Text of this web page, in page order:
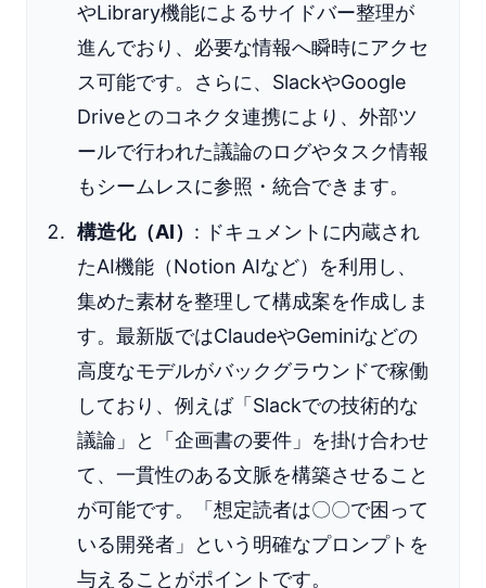
やLibrary機能によるサイドバー整理が
進んでおり、必要な情報へ瞬時にアクセ
ス可能です。さらに、SlackやGoogle
Driveとのコネクタ連携により、外部ツ
ールで行われた議論のログやタスク情報
もシームレスに参照・統合できます。
構造化（AI） : ドキュメントに内蔵され
たAI機能（Notion AIなど）を利用し、
集めた素材を整理して構成案を作成しま
す。最新版ではClaudeやGeminiなどの
高度なモデルがバックグラウンドで稼働
しており、例えば「Slackでの技術的な
議論」と「企画書の要件」を掛け合わせ
て、一貫性のある文脈を構築させること
が可能です。「想定読者は〇〇で困って
いる開発者」という明確なプロンプトを
与えることがポイントです。